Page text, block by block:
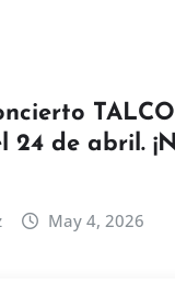
24 de abril.
May 4, 2026